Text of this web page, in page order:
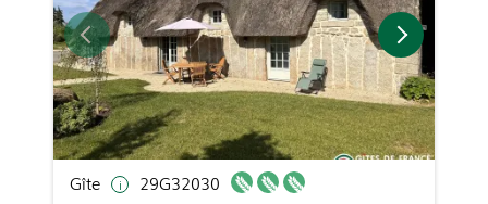
Gîte
29G32030